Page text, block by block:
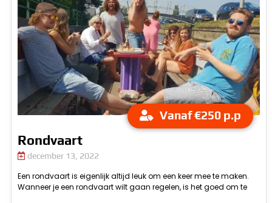
Vanaf €250 p.p
Rondvaart
december 13, 2022
Een rondvaart is eigenlijk altijd leuk om een keer mee te maken.
Wanneer je een rondvaart wilt gaan regelen, is het goed om te
kijken naar alle opties die je hebt. Gelukkig heb je bij ons een hele